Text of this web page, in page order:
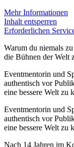
Mehr Informationen
Inhalt entsperren
Erforderlichen
Warum du niemals
die Bühnen der Welt
Eventmentorin und
authentisch vor
eine bessere Welt zu
Eventmentorin und
authentisch vor
eine bessere Welt zu
Nach 14 Jahren im